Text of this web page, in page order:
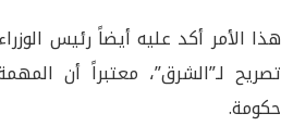
هذا الأمر أكد عليه أيضاً رئيس
تصريح لـ”الشرق”، معتبراً أن
حكومة.